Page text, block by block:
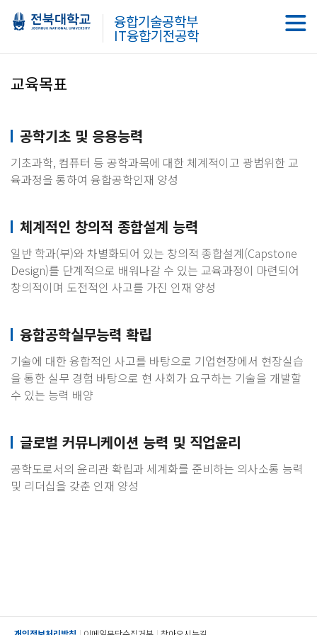
융합기술공학부
IT융합기전공학
교육목표
공학기초 및 응용능력
기초과학, 컴퓨터 등 공학과목에 대한 체계적이고 광범위한 교
육과정을 통하여 융합공학인재 양성
체계적인 창의적 종합설계 능력
일반 학과(부)와 차별화되어 있는 창의적 종합설계(Capstone
Design)를 단계적으로 배워나갈 수 있는 교육과정이 마련되어
창의적이며 도전적인 사고를 가진 인재 양성
융합공학실무능력 확립
기술에 대한 융합적인 사고를 바탕으로 기업현장에서 현장실습
을 통한 실무 경험 바탕으로 현 사회가 요구하는 기술을 개발할
수 있는 능력 배양
글로벌 커뮤니케이션 능력 및 직업윤리
공학도로서의 윤리관 확립과 세계화를 준비하는 의사소통 능력
및 리더십을 갖춘 인재 양성